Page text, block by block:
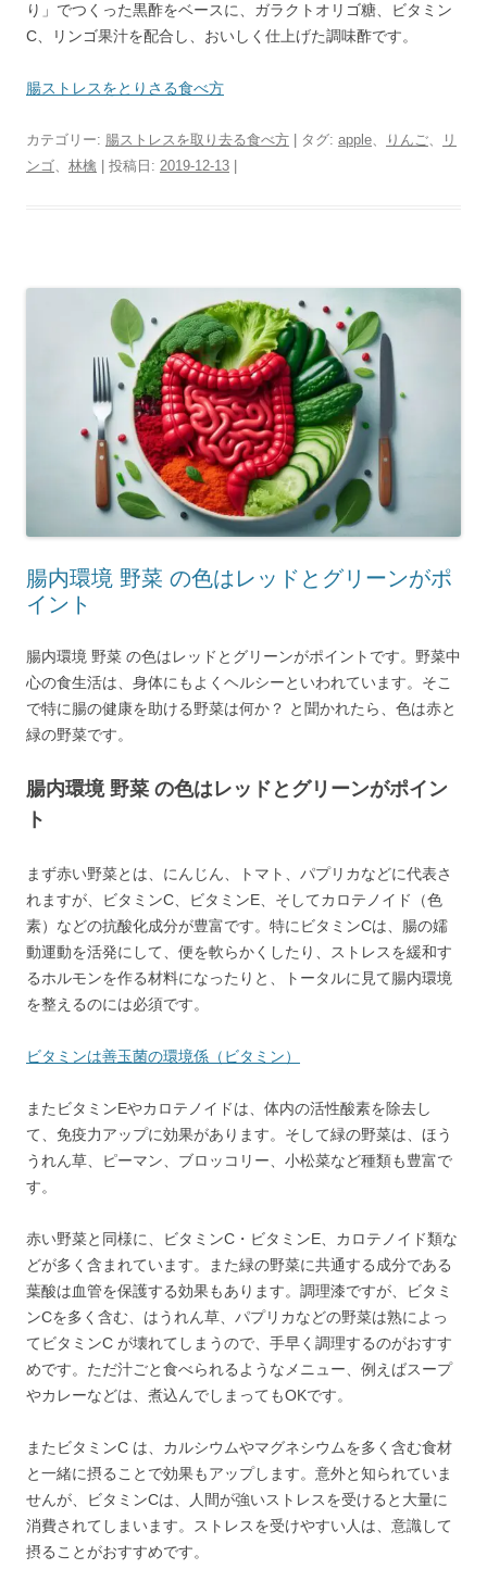
り」でつくった黒酢をベースに、ガラクトオリゴ糖、ビタミン
C、リンゴ果汁を配合し、おいしく仕上げた調味酢です。
腸ストレスをとりさる食べ方
カテゴリー: 腸ストレスを取り去る食べ方 | タグ: apple、 りんご、
リ
ンゴ、 林檎 | 投稿日: 2019-12-13
腸内環境 野菜 の色はレッドとグリーンがポ
イント
腸内環境 野菜 の色はレッドとグリーンがポイントです。野菜中
心の食生活は、身体にもよくヘルシーといわれています。そこ
で特に腸の健康を助ける野菜は何か？ と聞かれたら、色は赤と
緑の野菜です。
腸内環境 野菜 の色はレッドとグリーンがポイン
ト
まず赤い野菜とは、にんじん、トマト、パプリカなどに代表さ
れますが、ビタミンC、ビタミンE、そしてカロテノイド（色
素）などの抗酸化成分が豊富です。特にビタミンCは、腸の嬬
動運動を活発にして、便を軟らかくしたり、ストレスを緩和す
るホルモンを作る材料になったりと、トータルに見て腸内環境
を整えるのには必須です。
ビタミンは善玉菌の環境係（ビタミン）
またビタミンEやカロテノイドは、体内の活性酸素を除去し
て、免疫力アップに効果があります。そして緑の野菜は、ほう
うれん草、ピーマン、ブロッコリー、小松菜など種類も豊富で
す。
赤い野菜と同様に、ビタミンC・ビタミンE、カロテノイド類な
どが多く含まれています。また緑の野菜に共通する成分である
葉酸は血管を保護する効果もあります。調理漆ですが、ビタミ
ンCを多く含む、はうれん草、パプリカなどの野菜は熟によっ
てビタミンC が壊れてしまうので、手早く調理するのがおすす
めです。ただ汁ごと食べられるようなメニュー、例えばスープ
やカレーなどは、煮込んでしまってもOKです。
またビタミンC は、カルシウムやマグネシウムを多く含む食材
と一緒に摂ることで効果もアップします。意外と知られていま
せんが、ビタミンCは、人間が強いストレスを受けると大量に
消費されてしまいます。ストレスを受けやすい人は、意識して
摂ることがおすすめです。